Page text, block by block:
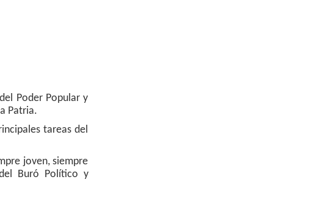
Poder Popular y
Patria.
tareas del
joven, siempre
Buró Político y